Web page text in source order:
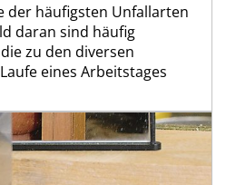
der häufigsten Unfallarten
daran sind häufig
zu den diversen
eines Arbeitstages